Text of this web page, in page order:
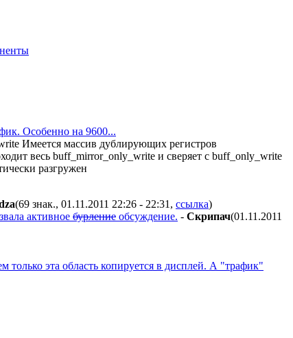
Особенно на 9600...
Имеется массив дублирующих регистров
весь buff_mirror_only_write и сверяет с buff_only_write
разгружен
(69 знак., 01.11.2011 22:26 - 22:31 , ссылка)
активное бурление обсуждение. - Скрипач(01.11.2011
эта область копируется в дисплей. А "трафик"